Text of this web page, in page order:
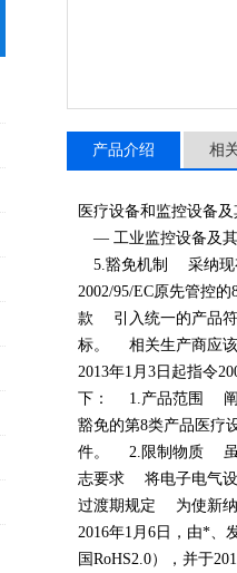
产品介绍 相
医疗设备和监控设备
— 工业监控设备及其
5.豁免机制 采纳现
2002/95/EC原先管控
款 引入统一的产品符
标。 相关生产商应该
2013年1月3日起指令
下： 1.产品范围 阐
豁免的第8类产品医疗
件。 2.限制物质 虽然
志要求 将电子电气设
过渡期规定 为使新纳
2016年1 月 6 日，由*、
国 RoHS2.0），并于